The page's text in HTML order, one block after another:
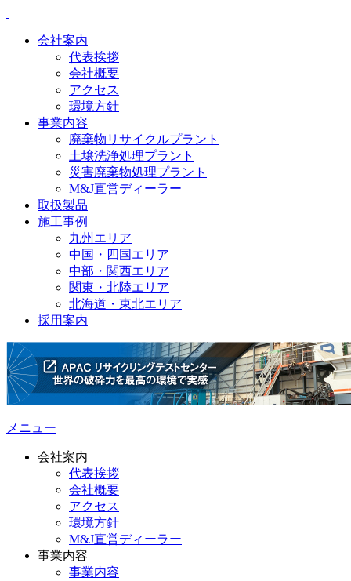
会社案内
代表挨拶
会社概要
アクセス
環境方針
事業内容
廃棄物リサイクルプラント
土壌洗浄処理プラント
災害廃棄物処理プラント
M&J直営ディーラー
取扱製品
施工事例
九州エリア
中国・四国エリア
中部・関西エリア
関東・北陸エリア
北海道・東北エリア
採用案内
メニュー
会社案内
代表挨拶
会社概要
アクセス
環境方針
M&J直営ディーラー
事業内容
事業内容